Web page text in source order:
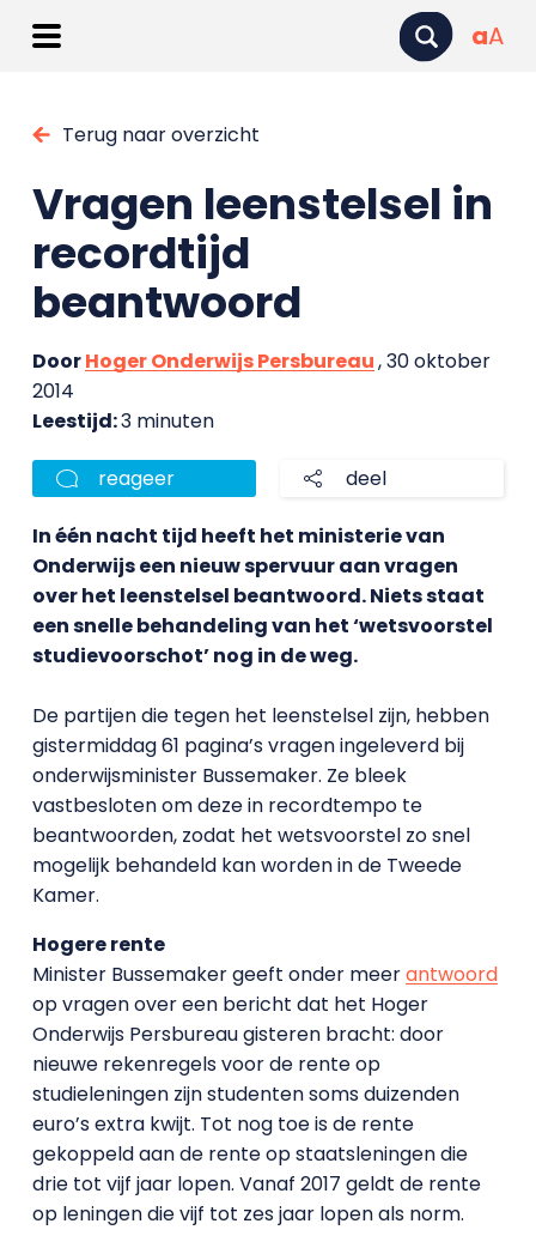
aA
Terug naar overzicht
Vragen leenstelsel in
recordtijd
beantwoord
DoorHoger Onderwijs Persbureau, 30 oktober
2014
Leestijd:3 minuten
reageer deel
In één nacht tijd heeft het ministerie van
Onderwijs een nieuw spervuur aan vragen
over het leenstelsel beantwoord. Niets staat
een snelle behandeling van het ‘wetsvoorstel
studievoorschot’ nog in de weg.
De partijen die tegen het leenstelsel zijn, hebben
gistermiddag 61 pagina’s vragen ingeleverd bij
onderwijsminister Bussemaker. Ze bleek
vastbesloten om deze in recordtempo te
beantwoorden, zodat het wetsvoorstel zo snel
mogelijk behandeld kan worden in de Tweede
Kamer.
Hogere rente
Minister Bussemaker geeft onder meerantwoord
op vragen over een bericht dat het Hoger
Onderwijs Persbureau gisteren bracht: door
nieuwe rekenregels voor de rente op
studieleningen zijn studenten soms duizenden
euro’s extra kwijt. Tot nog toe is de rente
gekoppeld aan de rente op staatsleningen die
drie tot vijf jaar lopen. Vanaf 2017 geldt de rente
op leningen die vijf tot zes jaar lopen als norm.